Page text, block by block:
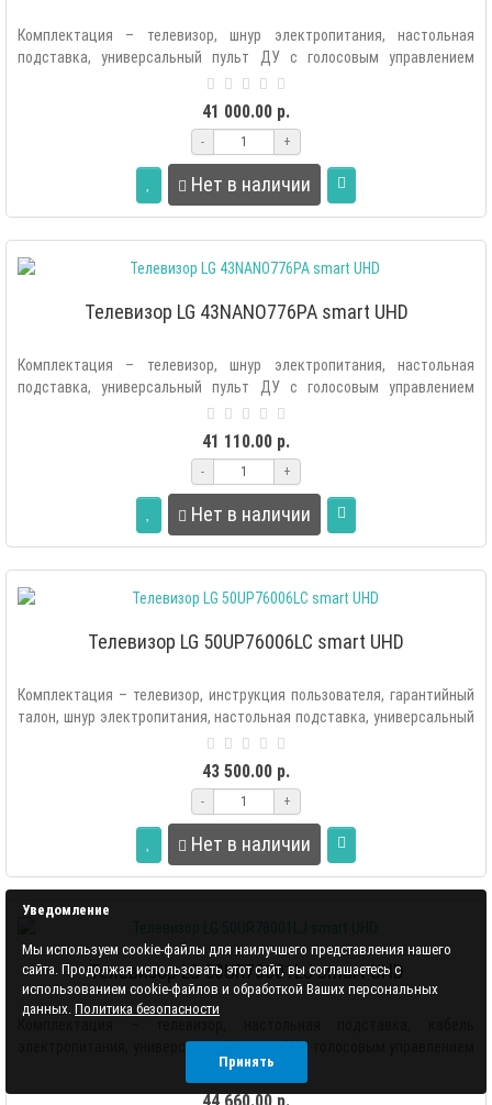
Комплектация – телевизор, шнур электропитания, настольная
подставка, универсальный пульт ДУ с голосовым управлением
41 000.00 р.
- +
Нет в наличии
Телевизор LG 43NANO776PA smart UHD
Комплектация – телевизор, шнур электропитания, настольная
подставка, универсальный пульт ДУ с голосовым управлением
41 110.00 р.
- +
Нет в наличии
Телевизор LG 50UP76006LC smart UHD
Комплектация – телевизор, инструкция пользователя, гарантийный
талон, шнур электропитания, настольная подставка, универсальный
43 500.00 р.
- +
Нет в наличии
Телевизор LG 50UR78001LJ smart UHD
электропитания, универсальный пульт ДУ с голосовым управлением
Уведомление
Мы используем cookie-файлы для наилучшего представления нашего
сайта. Продолжая использовать этот сайт, вы соглашаетесь с
использованием cookie-файлов и обработкой Ваших персональных
данных. Политика безопасности
Принять